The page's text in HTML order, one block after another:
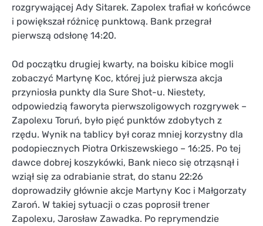
rozgrywającej Ady Sitarek. Zapolex trafiał w końcówce
i powiększał różnicę punktową. Bank przegrał
pierwszą odsłonę 14:20.
Od początku drugiej kwarty, na boisku kibice mogli
zobaczyć Martynę Koc, której już pierwsza akcja
przyniosła punkty dla Sure Shot-u. Niestety,
odpowiedzią faworyta pierwszoligowych rozgrywek –
Zapolexu Toruń, było pięć punktów zdobytych z
rzędu. Wynik na tablicy był coraz mniej korzystny dla
podopiecznych Piotra Orkiszewskiego – 16:25. Po tej
dawce dobrej koszykówki, Bank nieco się otrząsnął i
wziął się za odrabianie strat, do stanu 22:26
doprowadziły głównie akcje Martyny Koc i Małgorzaty
Zaroń. W takiej sytuacji o czas poprosił trener
Zapolexu, Jarosław Zawadka. Po reprymendzie